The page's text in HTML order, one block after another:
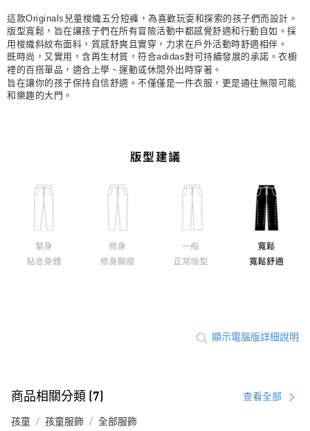
付款後7-11取貨
每筆NT$80，滿NT$1,500(含以上)免運費
宅配
每筆NT$80，滿NT$1,500(含以上)免運費
這款Originals兒童梭織五分短褲，為喜歡玩耍和探索的孩子們而設計。
版型寬鬆，旨在讓孩子們在所有冒險活動中都感覺舒適和行動自如。採
用梭織斜紋布面料，質感舒爽且實穿，力求在戶外活動時舒適相伴。
既時尚，又實用，含再生材質，符合adidas對可持續發展的承諾。衣櫥
裡的百搭單品，適合上學、運動或休閒外出時穿著。
旨在讓你的孩子保持自信舒適。不僅僅是一件衣服，更是通往無限可能
和樂趣的大門。
顯示電腦版詳細說明
商品相關分類 (7) 查看全部
孩童 孩童服飾 全部服飾